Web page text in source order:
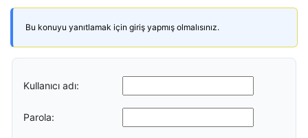
Bu konuyu yanıtlamak için giriş yapmış olmalısınız.
Kullanıcı adı:
Parola: